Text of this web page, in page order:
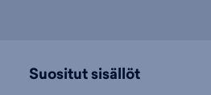
Suositut sisällöt